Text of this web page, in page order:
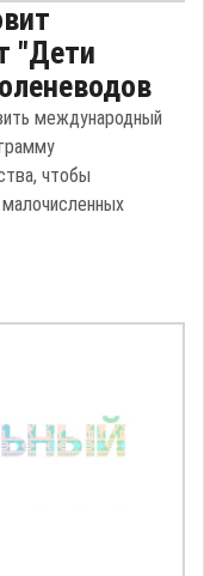
"Дети
международный
чтобы